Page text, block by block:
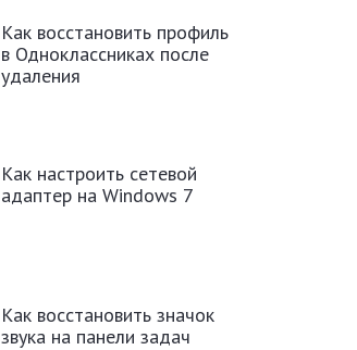
Как восстановить профиль
в Одноклассниках после
удаления
Как настроить сетевой
адаптер на Windows 7
Как восстановить значок
звука на панели задач